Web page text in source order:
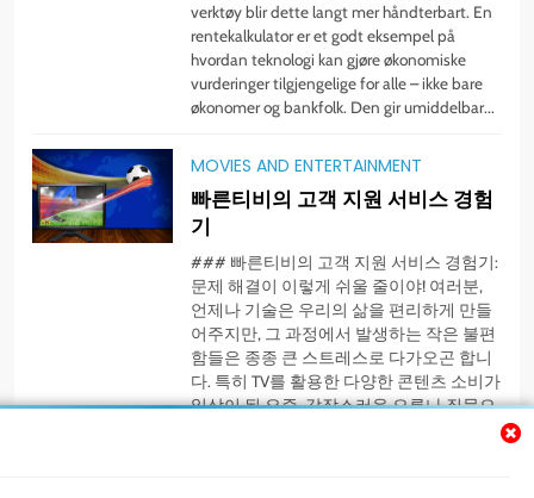
verktøy blir dette langt mer håndterbart. En
rentekalkulator er et godt eksempel på
hvordan teknologi kan gjøre økonomiske
vurderinger tilgjengelige for alle – ikke bare
økonomer og bankfolk. Den gir umiddelbar...
MOVIES AND ENTERTAINMENT
빠른티비의 고객 지원 서비스 경험
기
### 빠른티비의 고객 지원 서비스 경험기:
문제 해결이 이렇게 쉬울 줄이야! 여러분,
언제나 기술은 우리의 삶을 편리하게 만들
어주지만, 그 과정에서 발생하는 작은 불편
함들은 종종 큰 스트레스로 다가오곤 합니
다. 특히 TV를 활용한 다양한 콘텐츠 소비가
일상이 된 요즘, 갑작스러운 오류나 질문으